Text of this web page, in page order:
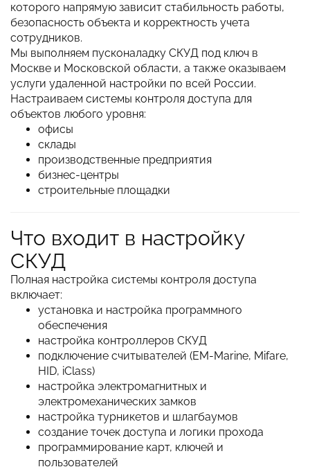
которого напрямую зависит стабильность работы,
безопасность объекта и корректность учета
сотрудников.
Мы выполняем пусконаладку СКУД под ключ в
Москве и Московской области, а также оказываем
услуги удаленной настройки по всей России.
Настраиваем системы контроля доступа для
объектов любого уровня:
офисы
склады
производственные предприятия
бизнес-центры
строительные площадки
Что входит в настройку
СКУД
Полная настройка системы контроля доступа
включает:
установка и настройка программного
обеспечения
настройка контроллеров СКУД
подключение считывателей (EM-Marine, Mifare,
HID, iClass)
настройка электромагнитных и
электромеханических замков
настройка турникетов и шлагбаумов
создание точек доступа и логики прохода
программирование карт, ключей и
пользователей